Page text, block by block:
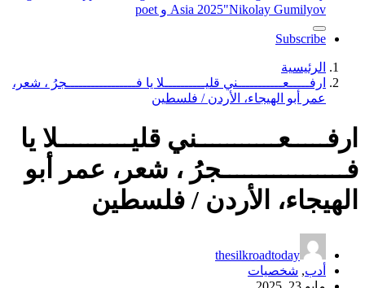
Asia 2025"Nikolay Gumilyov و poet
Subscribe
الرئيسية
ارفـــــعـــــــــــني قليــــــــــلا يا فـــــــــــــــــجرُ ، شعر،
عمر أبو الهيجاء، الأردن / فلسطين
ارفـــــعـــــــــــني قليــــــــــلا يا
فـــــــــــــــــجرُ ، شعر، عمر أبو
الهيجاء، الأردن / فلسطين
thesilkroadtoday
أدب, شخصيات